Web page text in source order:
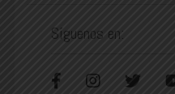
Síguenos en: